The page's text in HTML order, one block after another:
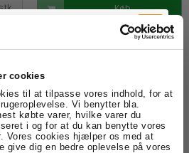
cookies
til at tilpasse vores indhold, for at
Vi benytter bla.
købte varer, hvilke varer du
i og for at du kan benytte vores
Vores cookies hjælper os med at
give dig en bedre oplevelse på vores
Køb
er en robust og
med middel til høj
er udført i det moderne
et stilrent udseende
brugervenlighed.
dig